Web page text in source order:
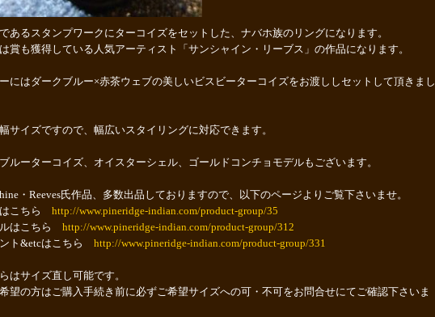
あるスタンプワークにターコイズをセットした、ナバホ族のリングになります。
賞も獲得している人気アーティスト「サンシャイン・リーブス」の作品になります。
にはダークブルー×赤茶ウェブの美しいビスビーターコイズをお渡ししセットして頂きまし
サイズですので、幅広いスタイリングに対応できます。
ルーターコイズ、オイスターシェル、ゴールドコンチョモデルもございます。
・Reeves氏作品、多数出品しておりますので、以下のページよりご覧下さいませ。
はこちら http://www.pineridge-indian.com/product-group/35
はこちら http://www.pineridge-indian.com/product-group/312
ト&etcはこちら http://www.pineridge-indian.com/product-group/331
はサイズ直し可能です。
希望の方はご購入手続き前に必ずご希望サイズへの可・不可をお問合せにてご確認下さいま